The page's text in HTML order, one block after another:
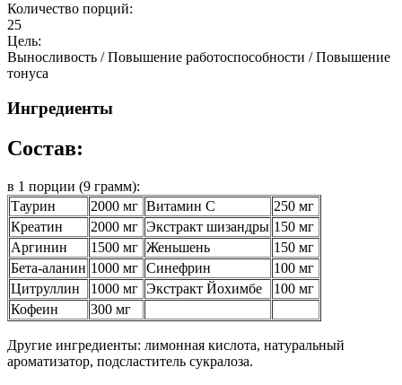
Количество порций:
25
Цель:
Выносливость / Повышение работоспособности / Повышение
тонуса
Ингредиенты
Состав:
в 1 порции (9 грамм):
Таурин
2000 мг Витамин С
250 мг
Креатин
2000 мг Экстракт шизандры 150 мг
Аргинин
1500 мг Женьшень
150 мг
Бета-аланин 1000 мг Синефрин
100 мг
Цитруллин
1000 мг Экстракт Йохимбе
100 мг
Кофеин
300 мг
Другие ингредиенты: лимонная кислота, натуральный
ароматизатор, подсластитель сукралоза.